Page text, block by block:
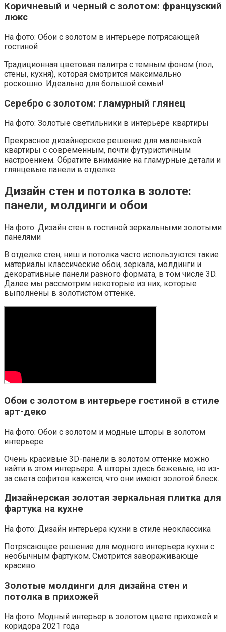
Коричневый и черный с золотом: французский
люкс
На фото: Обои с золотом в интерьере потрясающей
гостиной
Традиционная цветовая палитра с темным фоном (пол,
стены, кухня), которая смотрится максимально
роскошно. Идеально для большой семьи!
Серебро с золотом: гламурный глянец
На фото: Золотые светильники в интерьере квартиры
Прекрасное дизайнерское решение для маленькой
квартиры с современным, почти футуристичным
настроением. Обратите внимание на гламурные детали и
глянцевые панели в отделке.
Дизайн стен и потолка в золоте:
панели, молдинги и обои
На фото: Дизайн стен в гостиной зеркальными золотыми
панелями
В отделке стен, ниш и потолка часто используются такие
материалы классические обои, зеркала, молдинги и
декоративные панели разного формата, в том числе 3D.
Далее мы рассмотрим некоторые из них, которые
выполнены в золотистом оттенке.
Обои с золотом в интерьере гостиной в стиле
арт-деко
На фото: Обои с золотом и модные шторы в золотом
интерьере
Очень красивые 3D-панели в золотом оттенке можно
найти в этом интерьере. А шторы здесь бежевые, но из-
за света софитов кажется, что они имеют золотой блеск.
Дизайнерская золотая зеркальная плитка для
фартука на кухне
На фото: Дизайн интерьера кухни в стиле неоклассика
Потрясающее решение для модного интерьера кухни с
необычным фартуком. Смотрится завораживающе
красиво.
Золотые молдинги для дизайна стен и
потолка в прихожей
На фото: Модный интерьер в золотом цвете прихожей и
коридора 2021 года